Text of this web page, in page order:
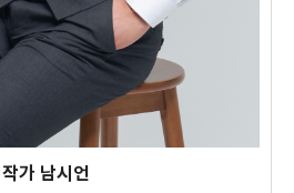
작가 남시언